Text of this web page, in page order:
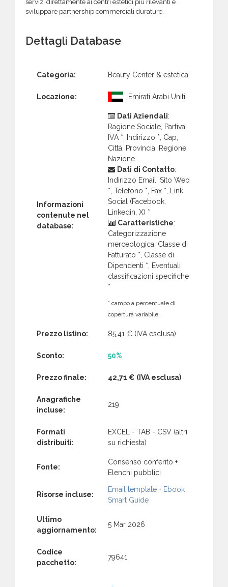
servizi direttamente ai centri estetici più rilevanti e
sviluppare partnership commerciali durature.
Dettagli Database
Categoria: Beauty Center & estetica
Locazione: Emirati Arabi Uniti
Informazioni
contenute nel
database:
Dati Aziendali:
Ragione Sociale, Partiva
IVA *, Indirizzo *, Cap,
Città, Provincia, Regione,
Nazione.
Dati di Contatto:
Indirizzo Email, Sito Web
*, Telefono *, Fax *, Link
Social (Facebook,
Linkedin, X) *
Caratteristiche:
Categorizzazione
merceologica, Classe di
Fatturato *, Classe di
Dipendenti *, Eventuali
classificazioni specifiche
*
* campo a percentuale di
copertura variabile.
Prezzo listino: 85,41 € (IVA esclusa)
Sconto: 50%
Prezzo finale: 42,71 € (IVA esclusa)
Anagrafiche
incluse:
219
Formati
distribuiti:
EXCEL - TAB - CSV (altri
su richiesta)
Fonte:
Consenso conferito +
Elenchi pubblici
Risorse incluse:
Email template + Ebook
Smart Guide
Ultimo
aggiornamento:
5 Mar 2026
Codice
pacchetto:
79641